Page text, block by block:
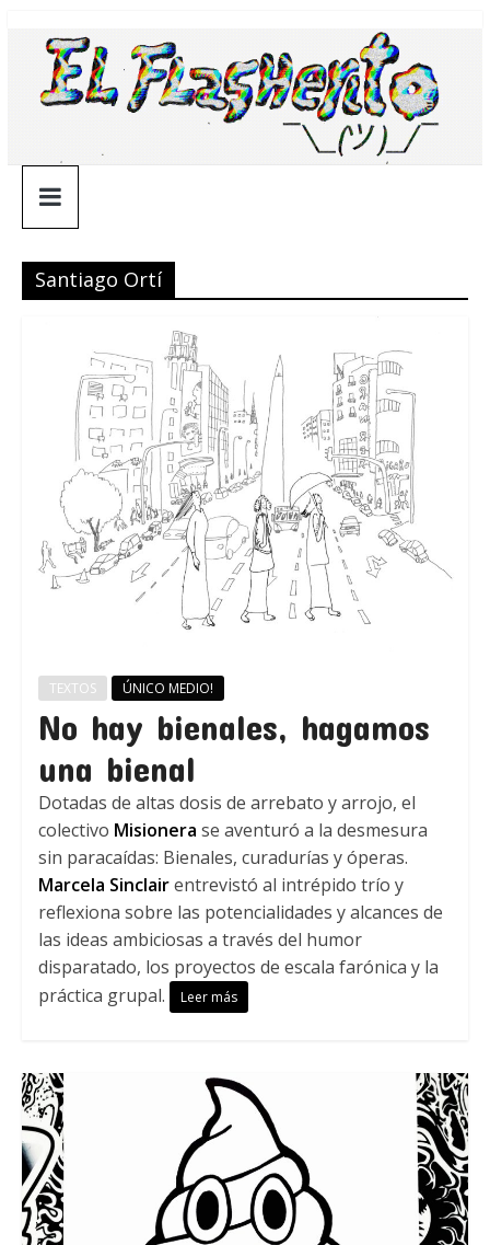
contenido
¯\_(ツ)_/
¯
Santiago Ortí
TEXTOS ÚNICO MEDIO!
No hay bienales, hagamos
una bienal
Dotadas de altas dosis de arrebato y arrojo, el
colectivo Misionera se aventuró a la desmesura
sin paracaídas: Bienales, curadurías y óperas.
Marcela Sinclairentrevistó al intrépido trío y
reflexiona sobre las potencialidades y alcances de
las ideas ambiciosas a través del humor
disparatado, los proyectos de escala farónica y la
práctica grupal.
Leer más